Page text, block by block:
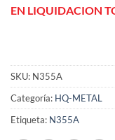
EN LIQUIDACION
SKU: N355A
Categoría: HQ-METAL
Etiqueta: N355A